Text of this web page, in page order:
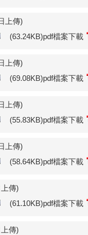
上傳)
(63.24KB)pdf檔案下載
上傳)
(69.08KB)pdf檔案下載
上傳)
(55.83KB)pdf檔案下載
上傳)
(58.64KB)pdf檔案下載
傳)
(61.10KB)pdf檔案下載
傳)